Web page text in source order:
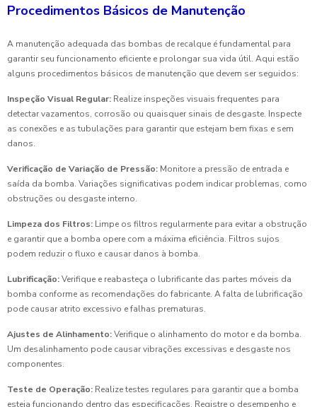
Procedimentos Básicos de Manutenção
A manutenção adequada das bombas de recalque é fundamental para
garantir seu funcionamento eficiente e prolongar sua vida útil. Aqui estão
alguns procedimentos básicos de manutenção que devem ser seguidos:
Inspeção Visual Regular: Realize inspeções visuais frequentes para
detectar vazamentos, corrosão ou quaisquer sinais de desgaste. Inspecte
as conexões e as tubulações para garantir que estejam bem fixas e sem
danos.
Verificação de Variação de Pressão: Monitore a pressão de entrada e
saída da bomba. Variações significativas podem indicar problemas, como
obstruções ou desgaste interno.
Limpeza dos Filtros: Limpe os filtros regularmente para evitar a obstrução
e garantir que a bomba opere com a máxima eficiência. Filtros sujos
podem reduzir o fluxo e causar danos à bomba.
Lubrificação:Verifique e reabasteça o lubrificante das partes móveis da
bomba conforme as recomendações do fabricante. A falta de lubrificação
pode causar atrito excessivo e falhas prematuras.
Ajustes de Alinhamento:Verifique o alinhamento do motor e da bomba.
Um desalinhamento pode causar vibrações excessivas e desgaste nos
componentes.
Teste de Operação: Realize testes regulares para garantir que a bomba
esteja funcionando dentro das especificações. Registre o desempenho e